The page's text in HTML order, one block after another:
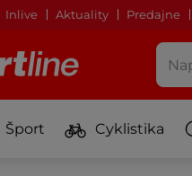
Inlive Aktuality Predajne
Šport Cyklistika